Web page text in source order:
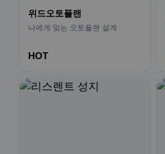
위드오토플랜
나에게 맞는 오토플랜 설계
HOT